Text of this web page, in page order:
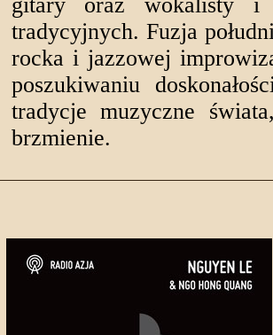
tradycyjnych. Fuzja
rocka i jazzowej
poszukiwaniu
tradycje muzyczne
brzmienie.